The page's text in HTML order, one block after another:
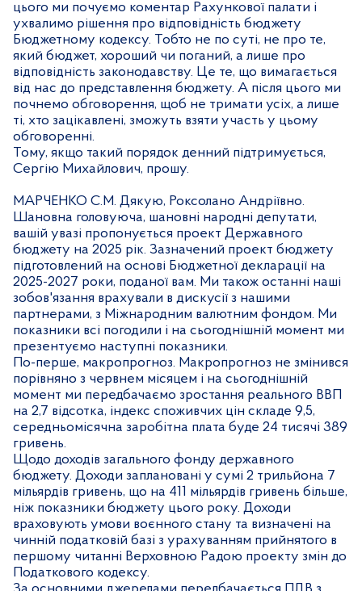
цього ми почуємо коментар Рахункової палати і
ухвалимо рішення про відповідність бюджету
Бюджетному кодексу. Тобто не по суті, не про те,
який бюджет, хороший чи поганий, а лише про
відповідність законодавству. Це те, що вимагається
від нас до представлення бюджету. А після цього ми
почнемо обговорення, щоб не тримати усіх, а лише
ті, хто зацікавлені, зможуть взяти участь у цьому
обговоренні.
Тому, якщо такий порядок денний підтримується,
Сергію Михайлович, прошу.
МАРЧЕНКО С.М. Дякую, Роксолано Андріївно.
Шановна головуюча, шановні народні депутати,
вашій увазі пропонується проект Державного
бюджету на 2025 рік. Зазначений проект бюджету
підготовлений на основі Бюджетної декларації на
2025-2027 роки, поданої вам. Ми також останні наші
зобов'язання врахували в дискусії з нашими
партнерами, з Міжнародним валютним фондом. Ми
показники всі погодили і на сьогоднішній момент ми
презентуємо наступні показники.
По-перше, макропрогноз. Макропрогноз не змінився
порівняно з червнем місяцем і на сьогоднішній
момент ми передбачаємо зростання реального ВВП
на 2,7 відсотка, індекс споживчих цін складе 9,5,
середньомісячна заробітна плата буде 24 тисячі 389
гривень.
Щодо доходів загального фонду державного
бюджету. Доходи заплановані у сумі 2 трильйона 7
мільярдів гривень, що на 411 мільярдів гривень більше,
ніж показники бюджету цього року. Доходи
враховують умови воєнного стану та визначені на
чинній податковій базі з урахуванням прийнятого в
першому читанні Верховною Радою проекту змін до
Податкового кодексу.